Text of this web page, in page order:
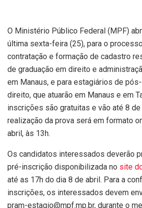
O Ministério Público Federal (MPF)
última sexta-feira (25), para o
contratação e formação de cadastro
de graduação em direito e
em Manaus, e para estagiários de
direito, que atuarão em Manaus e em
inscrições são gratuitas e vão até 8
realização da prova será em formato
abril, às 13h.
Os candidatos interessados deverão
pré-inscrição disponibilizada no site
até as 17h do dia 8 de abril. Para a
inscrições, os interessados devem
pram-estagio@mpf.mp.br, durante o